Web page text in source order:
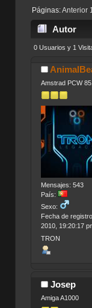
Páginas:Anterior 1
Autor
0 Usuarios y 1
Amstrad PCW
Mensajes: 543
País:
Sexo:
Fecha de
2010, 19:20:17
TRON
Josep
Amiga A1000